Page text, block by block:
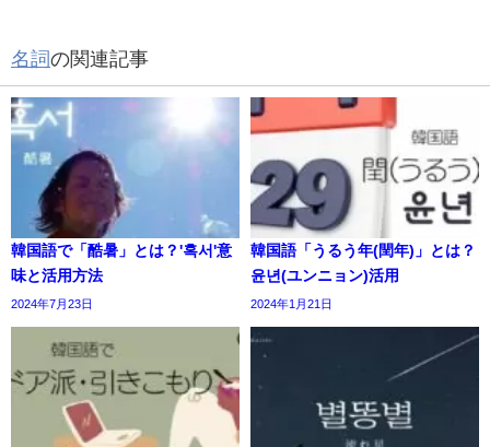
名詞の関連記事
韓国語で「酷暑」とは？'혹서'意
味と活用方法
2024年7月23日
韓国語「うるう年(閏年)」とは？
윤년(ユンニョン)活用
2024年1月21日